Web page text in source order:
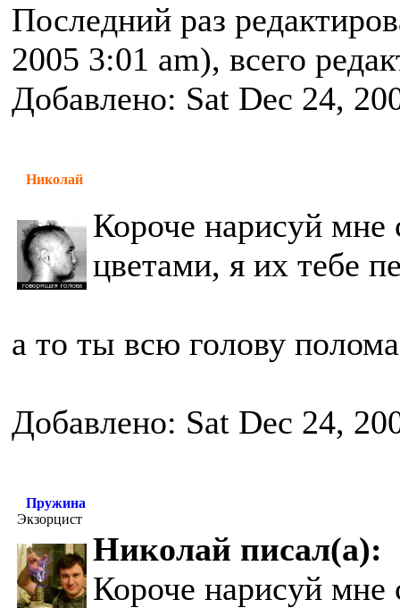
Последний раз
2005 3:01 am), всего
Добавлено: Sat Dec 24,
Николай
Короче нарисуй мне
цветами, я их тебе
а то ты всю голову
Добавлено: Sat Dec 24,
Пружина
Экзорцист
Николай писал(а):
Короче нарисуй мне